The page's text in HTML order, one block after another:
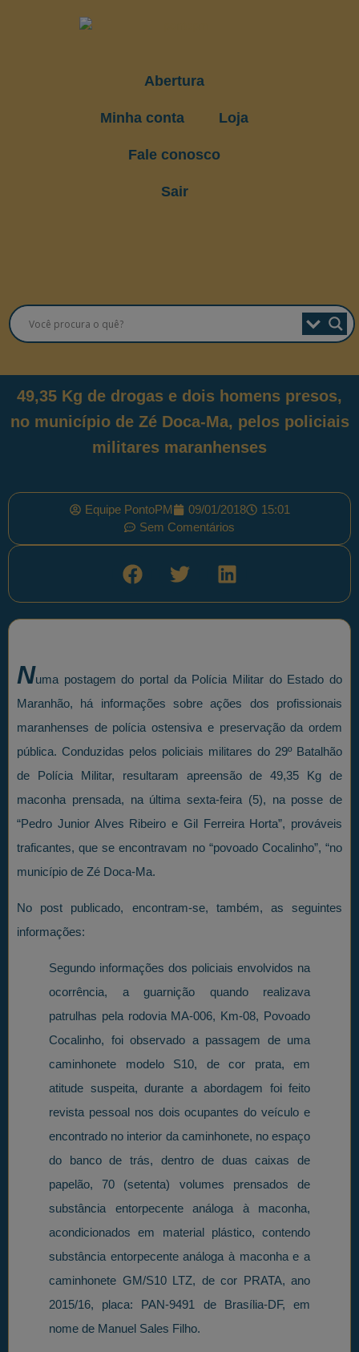
Abertura
Minha conta Loja
Fale conosco
Sair
49,35 Kg de drogas e dois homens presos,
no município de Zé Doca-Ma, pelos policiais
militares maranhenses
Equipe PontoPM 09/01/2018
15:01
Sem Comentários
Numa postagem do portal da Polícia Militar do Estado do
Maranhão, há informações sobre ações dos profissionais
maranhenses de polícia ostensiva e preservação da ordem
pública. Conduzidas pelos policiais militares do 29º Batalhão
de Polícia Militar, resultaram apreensão de 49,35 Kg de
maconha prensada, na última sexta-feira (5), na posse de
“Pedro Junior Alves Ribeiro e Gil Ferreira Horta”, prováveis
traficantes, que se encontravam no “povoado Cocalinho”, “no
município de Zé Doca-Ma.
No post publicado, encontram-se, também, as seguintes
informações:
Segundo informações dos policiais envolvidos na
ocorrência, a guarnição quando realizava
patrulhas pela rodovia MA-006, Km-08, Povoado
Cocalinho, foi observado a passagem de uma
caminhonete modelo S10, de cor prata, em
atitude suspeita, durante a abordagem foi feito
revista pessoal nos dois ocupantes do veículo e
encontrado no interior da caminhonete, no espaço
do banco de trás, dentro de duas caixas de
papelão, 70 (setenta) volumes prensados de
substância entorpecente análoga à maconha,
acondicionados em material plástico, contendo
substância entorpecente análoga à maconha e a
caminhonete GM/S10 LTZ, de cor PRATA, ano
2015/16, placa: PAN-9491 de Brasília-DF, em
nome de Manuel Sales Filho.